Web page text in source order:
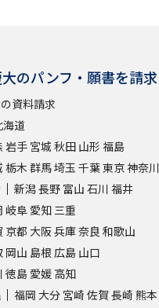
のパンフ・願書を請求
資料請求
海道
岩手 宮城 秋田 山形 福島
栃木 群馬埼玉 千葉東京神奈川
新潟長野 富山 石川 福井
岐阜 愛知 三重
京都 大阪兵庫奈良 和歌山
岡山 島根 広島 山口
徳島 愛媛 高知
福岡 大分 宮崎 佐賀 長崎 熊本